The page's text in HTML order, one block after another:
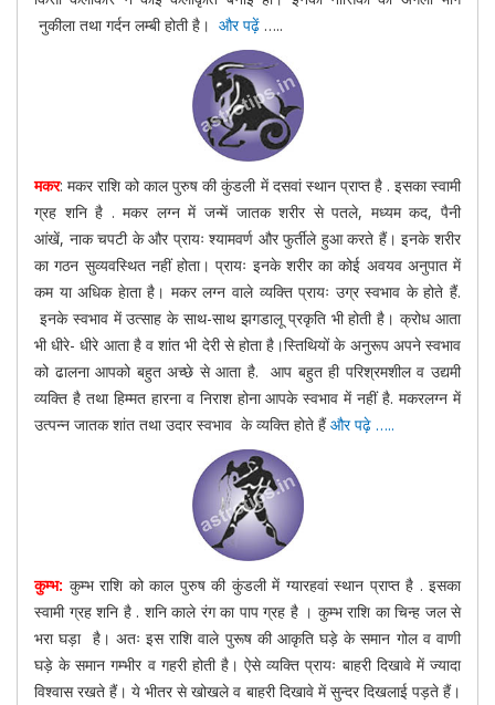
नुकीला तथा गर्दन लम्बी होती है। और पढ़ें …..
मकर: मकर राशि को काल पुरुष की कुंडली में दसवां स्थान प्राप्त है . इसका स्वामी
ग्रह शनि है . मकर लग्न में जन्में जातक शरीर से पतले, मध्यम कद, पैनी
आंखें, नाक चपटी के और प्रायः श्यामवर्ण और फुर्तीले हुआ करते हैं। इनके शरीर
का गठन सुव्यवस्थित नहीं होता। प्रायः इनके शरीर का कोई अवयव अनुपात में
कम या अधिक हेाता है। मकर लग्न वाले व्यक्ति प्रायः उग्र स्वभाव के होते हैं.
इनके स्वभाव में उत्साह के साथ-साथ झगडालू प्रकृति भी होती है। क्रोध आता
भी धीरे- धीरे आता है व शांत भी देरी से होता है।स्तिथियों के अनुरूप अपने स्वभाव
को ढालना आपको बहुत अच्छे से आता है. आप बहुत ही परिश्रमशील व उद्यमी
व्यक्ति है तथा हिम्मत हारना व निराश होना आपके स्वभाव में नहीं है. मकरलग्न में
उत्पन्न जातक शांत तथा उदार स्वभाव के व्यक्ति होते हैंऔर पढ़े …..
कुम्भ: कुम्भ राशि को काल पुरुष की कुंडली में ग्यारहवां स्थान प्राप्त है . इसका
स्वामी ग्रह शनि है . शनि काले रंग का पाप ग्रह है । कुम्भ राशि का चिन्ह जल से
भरा घड़ा है। अतः इस राशि वाले पुरूष की आकृति घड़े के समान गोल व वाणी
घड़े के समान गम्भीर व गहरी होती है। ऐसे व्यक्ति प्रायः बाहरी दिखावे में ज्यादा
विश्वास रखते हैं। ये भीतर से खोखले व बाहरी दिखावे में सुन्दर दिखलाई पड़ते हैं।